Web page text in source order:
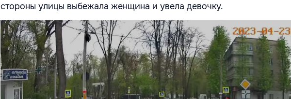
стороны улицы выбежала женщина и увела девочку.